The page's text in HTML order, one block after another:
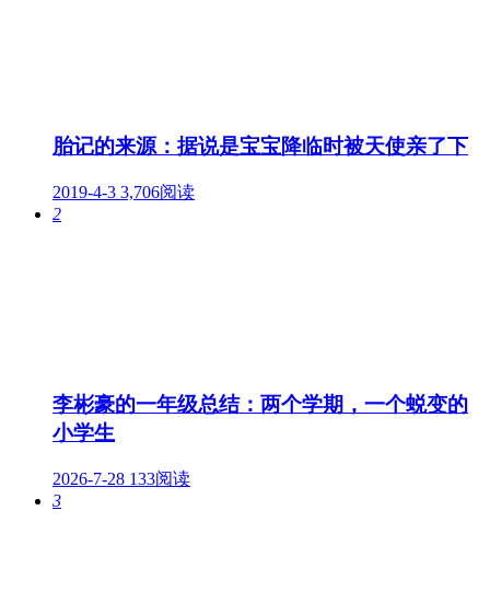
胎记的来源：据说是宝宝降临时被天使亲了下
2019-4-3 3,706阅读
2
李彬豪的一年级总结：两个学期，一个蜕变的
小学生
2026-7-28 133阅读
3